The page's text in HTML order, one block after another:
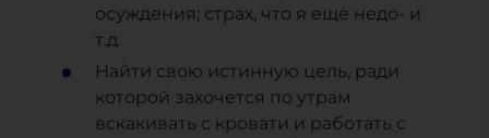
осуждения; страх, что я еще недо- и
т.д.
Найти свою истинную цель, ради
которой захочется по утрам
вскакивать с кровати и работать с